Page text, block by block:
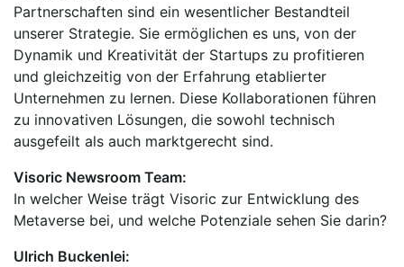
Partnerschaften sind ein wesentlicher Bestandteil
unserer Strategie. Sie ermöglichen es uns, von der
Dynamik und Kreativität der Startups zu profitieren
und gleichzeitig von der Erfahrung etablierter
Unternehmen zu lernen. Diese Kollaborationen führen
zu innovativen Lösungen, die sowohl technisch
ausgefeilt als auch marktgerecht sind.
Visoric Newsroom Team:
In welcher Weise trägt Visoric zur Entwicklung des
Metaverse bei, und welche Potenziale sehen Sie darin?
Ulrich Buckenlei: